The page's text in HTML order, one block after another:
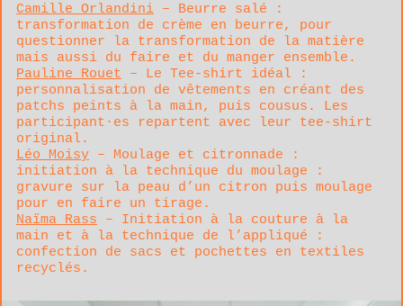
Camille Orlandini – Beurre salé :
transformation de crème en beurre, pour
questionner la transformation de la matière
mais aussi du faire et du manger ensemble.
Pauline Rouet – Le Tee-shirt idéal :
personnalisation de vêtements en créant des
patchs peints à la main, puis cousus. Les
participant·es repartent avec leur tee-shirt
original.
Léo Moisy – Moulage et citronnade :
initiation à la technique du moulage :
gravure sur la peau d’un citron puis moulage
pour en faire un tirage.
Naïma Rass – Initiation à la couture à la
main et à la technique de l’appliqué :
confection de sacs et pochettes en textiles
recyclés.